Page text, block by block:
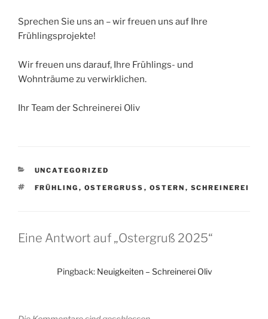
Sprechen Sie uns an – wir freuen uns auf Ihre
Frühlingsprojekte!
Wir freuen uns darauf, Ihre Frühlings- und
Wohnträume zu verwirklichen.
Ihr Team der Schreinerei Oliv
KATEGORIEN
UNCATEGORIZED
SCHLAGWÖRTER
FRÜHLING , OSTERGRUSS , OSTERN , SCHREINEREI
Eine Antwort auf „Ostergruß 2025“
Pingback: Neuigkeiten – Schreinerei Oliv